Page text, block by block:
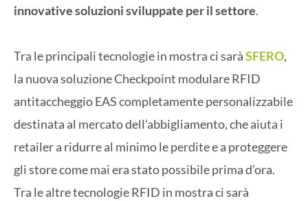
innovative soluzioni sviluppate per il settore.
Tra le principali tecnologie in mostra ci saràSFERO,
la nuova soluzione Checkpoint modulare RFID
antitaccheggio EAS completamente personalizzabile
destinata al mercato dell’abbigliamento, che aiuta i
retailer a ridurre al minimo le perdite e a proteggere
gli store come mai era stato possibile prima d’ora.
Tra le altre tecnologie RFID in mostra ci sarà